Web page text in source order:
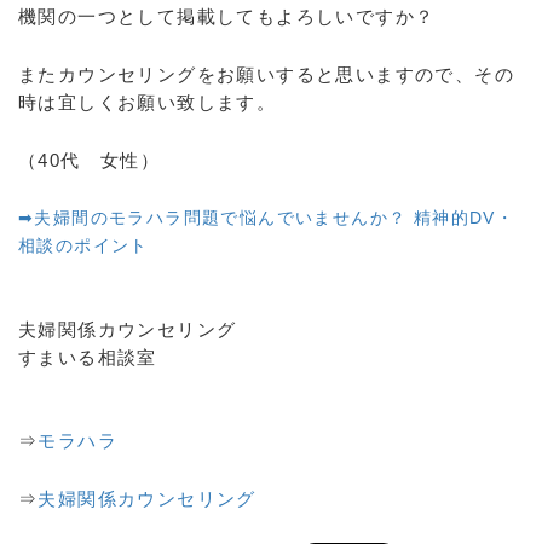
機関の一つとして掲載してもよろしいですか？
またカウンセリングをお願いすると思いますので、その
時は宜しくお願い致します。
（40代 女性）
➡夫婦間のモラハラ問題で悩んでいませんか？ 精神的DV・
相談のポイント
夫婦関係カウンセリング
すまいる相談室
⇒モラハラ
⇒夫婦関係カウンセリング